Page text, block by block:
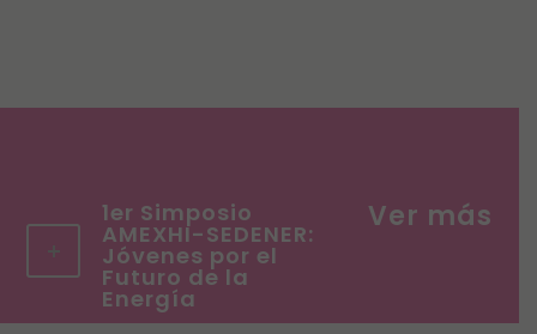
1er Simposio
AMEXHI-SEDENER:
Jóvenes por el
Futuro de la
Energía